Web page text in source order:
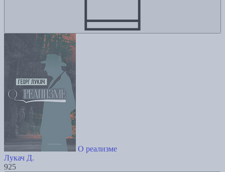
О реализме
Лукач Д.
925